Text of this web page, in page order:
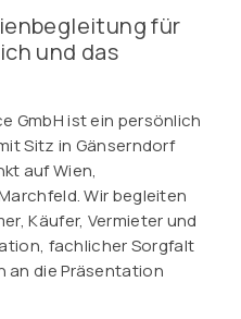
für
und das
GmbH ist ein persönlich
Sitz in Gänserndorf
auf Wien,
Wir begleiten
Käufer, Vermieter und
fachlicher Sorgfalt
an die Präsentation